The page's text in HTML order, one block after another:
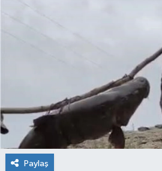
Paylaş
RESMİ İLANLAR
SAĞLIK